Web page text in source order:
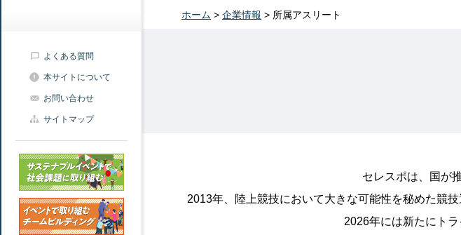
よくある質問
本サイトについて
お問い合わせ
サイトマップ
ホーム > 企業情報 > 所属アスリート
セレスポは、国が
2013年、陸上競技において大きな可能性を秘めた競
2026年には新たにト